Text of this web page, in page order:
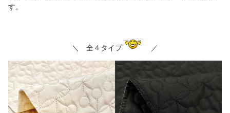
す。
＼ 全４タイプ ／